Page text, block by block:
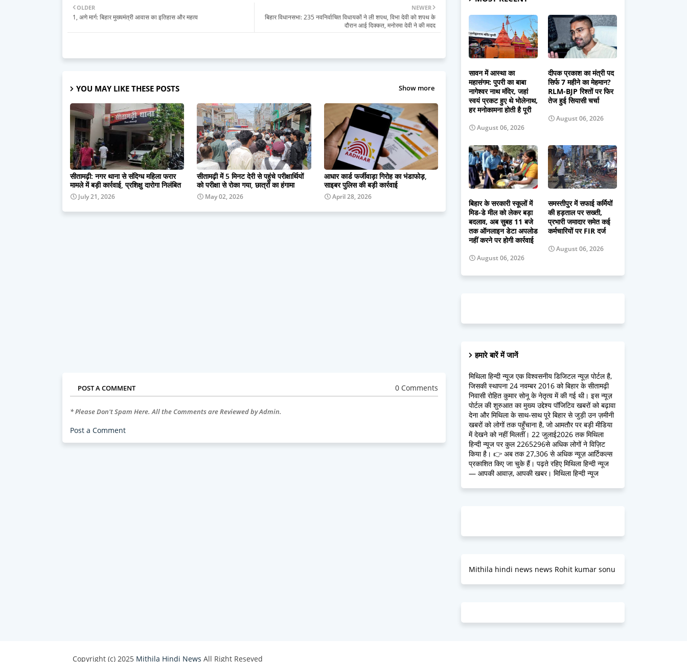
NEWER
बिहार विधानसभा: 235 नवनिर्वाचित विधायकों ने ली शपथ, विभा देवी को शपथ के
दौरान आई दिक्कत, मनोरमा देवी ने की मदद
OLDER
1, अणे मार्ग: बिहार मुख्यमंत्री आवास का इतिहास और महत्व
YOU MAY LIKE THESE POSTS Show more
सीतामढ़ी: नगर थाना से संदिग्ध महिला फरार
मामले में बड़ी कार्रवाई, प्रशिक्षु दारोगा निलंबित
July 21, 2026
सीतामढ़ी में 5 मिनट देरी से पहुंचे परीक्षार्थियों
को परीक्षा से रोका गया, छात्रों का हंगामा
May 02, 2026
आधार कार्ड फर्जीवाड़ा गिरोह का भंडाफोड़,
साइबर पुलिस की बड़ी कार्रवाई
April 28, 2026
POST A COMMENT 0 Comments
* Please Don't Spam Here. All the Comments are Reviewed by Admin.
Post a Comment
सावन में आस्था का
महासंगम: पुपरी का बाबा
नागेश्वर नाथ मंदिर, जहां
स्वयं प्रकट हुए थे भोलेनाथ,
हर मनोकामना होती है पूरी
August 06, 2026
दीपक प्रकाश का मंत्री पद
सिर्फ 7 महीने का मेहमान?
RLM-BJP रिश्तों पर फिर
तेज हुई सियासी चर्चा
August 06, 2026
बिहार के सरकारी स्कूलों में
मिड-डे मील को लेकर बड़ा
बदलाव, अब सुबह 11 बजे
तक ऑनलाइन डेटा अपलोड
नहीं करने पर होगी कार्रवाई
August 06, 2026
समस्तीपुर में सफाई कर्मियों
की हड़ताल पर सख्ती,
प्रभारी जमादार समेत कई
कर्मचारियों पर FIR दर्ज
August 06, 2026
हमारे बारें में जानें
मिथिला हिन्दी न्यूज एक विश्वसनीय डिजिटल न्यूज़ पोर्टल है,
जिसकी स्थापना 24 नवम्बर 2016 को बिहार के सीतामढ़ी
निवासी रोहित कुमार सोनू के नेतृत्व में की गई थी। इस न्यूज़
पोर्टल की शुरुआत का मुख्य उद्देश्य पॉजिटिव खबरों को बढ़ावा
देना और मिथिला के साथ-साथ पूरे बिहार से जुड़ी उन ज़मीनी
खबरों को लोगों तक पहुँचाना है, जो आमतौर पर बड़ी मीडिया
में देखने को नहीं मिलतीं। 22 जुलाई2026 तक मिथिला
हिन्दी न्यूज पर कुल 2265296से अधिक लोगों ने विज़िट
किया है। 👉 अब तक 27,306 से अधिक न्यूज़ आर्टिकल्स
प्रकाशित किए जा चुके हैं। पढ़ते रहिए मिथिला हिन्दी न्यूज
— आपकी आवाज़, आपकी खबर। मिथिला हिन्दी न्यूज
Mithila hindi news news Rohit kumar sonu
Copyright (c) 2025 Mithila Hindi News All Right Reseved